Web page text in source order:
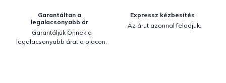
Garantáltan a
legalacsonyabb ár
Garantáljuk Önnek a
legalacsonyabb árat a piacon.
Expressz kézbesítés
Az árut azonnal feladjuk.